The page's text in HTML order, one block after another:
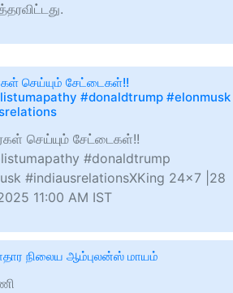
செய்யும் சேட்டைகள்!!
#donaldtrump #elonmusk
செய்யும் சேட்டைகள்!!
#donaldtrump
#indiausrelationsXKing 24x7 |28
11:00 AM IST
நிலைய ஆம்புலன்ஸ் மாயம்